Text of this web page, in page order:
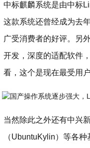
中标麒麟系统是由中标
这款系统还曾经成为去
广受消费者的好评。另
开发，深度的适配软件
看，这个是现在最受用
当然除此之外还有中兴
（UbuntuKylin）等各